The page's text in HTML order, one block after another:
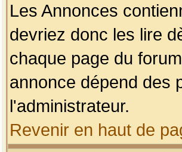
Les Annonces
devriez donc les lire
chaque page du
annonce dépend des
l'administrateur.
Revenir en haut de